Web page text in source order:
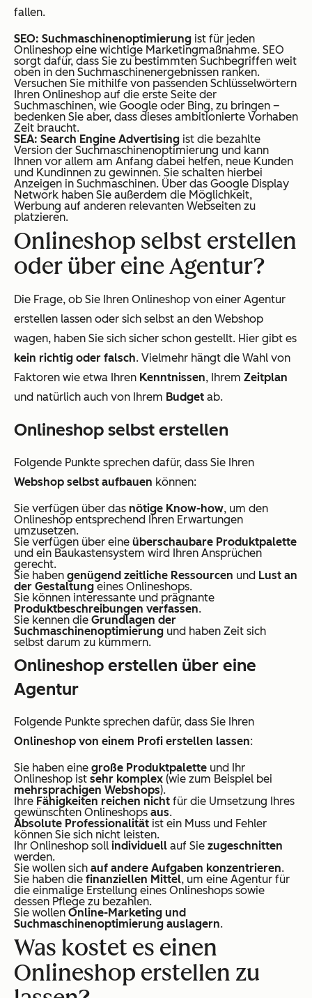
fallen.
SEO: Suchmaschinenoptimierung ist für jeden
Onlineshop eine wichtige Marketingmaßnahme. SEO
sorgt dafür, dass Sie zu bestimmten Suchbegriffen weit
oben in den Suchmaschinenergebnissen ranken.
Versuchen Sie mithilfe von passenden Schlüsselwörtern
Ihren Onlineshop auf die erste Seite der
Suchmaschinen, wie Google oder Bing, zu bringen –
bedenken Sie aber, dass dieses ambitionierte Vorhaben
Zeit braucht.
SEA: Search Engine Advertising ist die bezahlte
Version der Suchmaschinenoptimierung und kann
Ihnen vor allem am Anfang dabei helfen, neue Kunden
und Kundinnen zu gewinnen. Sie schalten hierbei
Anzeigen in Suchmaschinen. Über das Google Display
Network haben Sie außerdem die Möglichkeit,
Werbung auf anderen relevanten Webseiten zu
platzieren.
Onlineshop selbst erstellen
oder über eine Agentur?
Die Frage, ob Sie Ihren Onlineshop von einer Agentur
erstellen lassen oder sich selbst an den Webshop
wagen, haben Sie sich sicher schon gestellt. Hier gibt es
kein richtig oder falsch. Vielmehr hängt die Wahl von
Faktoren wie etwa Ihren Kenntnissen, Ihrem Zeitplan
und natürlich auch von Ihrem Budget ab.
Onlineshop selbst erstellen
Folgende Punkte sprechen dafür, dass Sie Ihren
Webshop selbst aufbauen können:
Sie verfügen über das nötige Know-how, um den
Onlineshop entsprechend Ihren Erwartungen
umzusetzen.
Sie verfügen über eine überschaubare Produktpalette
und ein Baukastensystem wird Ihren Ansprüchen
gerecht.
Sie haben genügend zeitliche Ressourcen und Lust an
der Gestaltungeines Onlineshops.
Sie können interessante und prägnante
Produktbeschreibungen verfassen.
Sie kennen die Grundlagen der
Suchmaschinenoptimierung und haben Zeit sich
selbst darum zu kümmern.
Onlineshop erstellen über eine
Agentur
Folgende Punkte sprechen dafür, dass Sie Ihren
Onlineshop von einem Profi erstellen lassen:
Sie haben eine große Produktpalette und Ihr
Onlineshop ist sehr komplex (wie zum Beispiel bei
mehrsprachigen Webshops).
Ihre Fähigkeiten reichen nicht für die Umsetzung Ihres
gewünschten Onlineshops aus.
Absolute Professionalität ist ein Muss und Fehler
können Sie sich nicht leisten.
Ihr Onlineshop soll individuell auf Sie zugeschnitten
werden.
Sie wollen sich auf andere Aufgaben konzentrieren.
Sie haben die finanziellen Mittel, um eine Agentur für
die einmalige Erstellung eines Onlineshops sowie
dessen Pflege zu bezahlen.
Sie wollen Online-Marketing und
Suchmaschinenoptimierung auslagern.
Was kostet es einen
Onlineshop erstellen zu